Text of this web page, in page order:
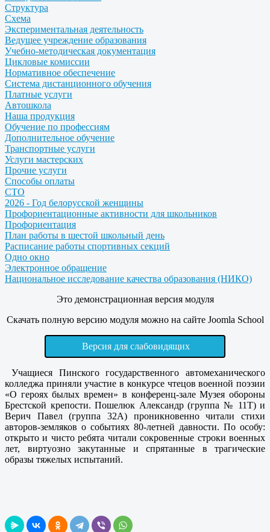
Структура
Схема
Экспериментальная деятельность
Ведущее учреждение образования
Учебно-методическая документация
Цикловые комиссии
Нормативное обеспечение
Система дистанционного обучения
Платные услуги
Автошкола
Наша продукция
Обучение по профессиям
Дополнительное обучение
Транспортные услуги
Услуги мастерских
Прочие услуги
Способы оплаты
СТО
2026 - Год белорусской женщины
Профориентационные активности для школьников
Профориентация
План работы в шестой школьный день
Расписание работы спортивных секций
Одно окно
Электронное обращение
Национальное исследование качества образования (НИКО)
Это демонстрационная версия модуля
Скачать полную версию модуля можно на сайте Joomla School
Версия для слабовидящих
Учащиеся Пинского государственного автомеханического
колледжа приняли участие в конкурсе чтецов военной поэзии
«О героях былых времен» в конференц-зале Музея обороны
Брестской крепости. Пошелюк Александр (группа № 11Т) и
Верич Павел (группа 32А) проникновенно читали стихи
авторов-земляков о событиях 80-летней давности. По особу:
открыто и чисто ребята читали сокровенные строки военных
лет, виртуозно закутанные и спрятанные в трагические
образы тяжелых испытаний.